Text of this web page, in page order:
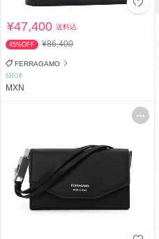
¥47,400送料込
45%OFF ¥86,400
FERRAGAMO
SHOP
MXN